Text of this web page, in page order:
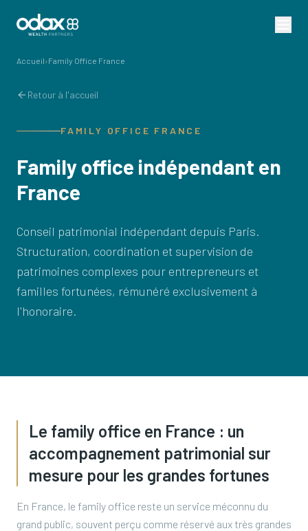
Accueil›Family Office France
Retour à l'accueil
FAMILY OFFICE FRANCE
Family office indépendant en
France
Conseil patrimonial indépendant depuis Paris.
Structuration, coordination et supervision de
patrimoines complexes pour entrepreneurs et
familles fortunées, rémunéré exclusivement à
l'honoraire.
Le family office en France : un
accompagnement patrimonial sur
mesure pour les grandes fortunes
En France, le family office reste un service méconnu du
grand public, souvent perçu comme réservé aux très grandes